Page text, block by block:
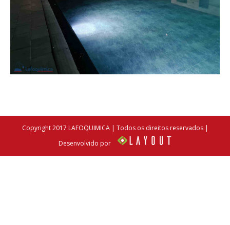
Copyright 2017 LAFOQUIMICA | Todos os direitos reservados |
Desenvolvido por